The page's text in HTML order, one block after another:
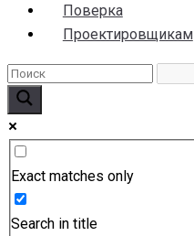
Поверка
Проектировщикам
Exact matches only
Search in title